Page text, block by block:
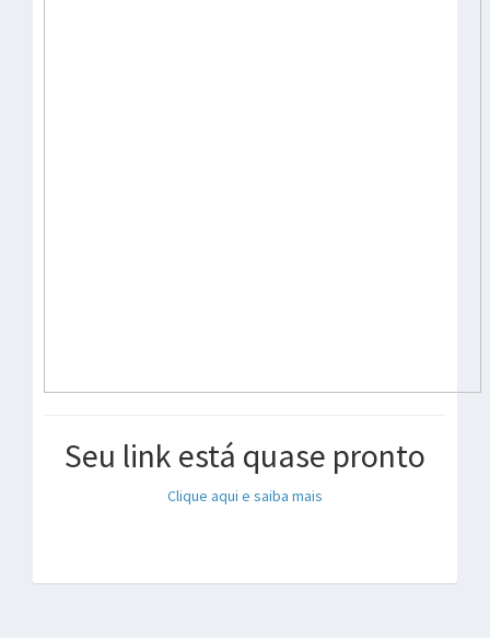
Seu link está quase pronto
Clique aqui e saiba mais